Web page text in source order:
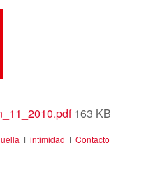
163 KB
ǀ intimidad ǀ Contacto